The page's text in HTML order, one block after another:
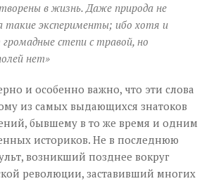
в жизнь. Даже природа не
такие эксперименты; ибо хотя и
степи с травой, но
нет»
и особенно важно, что эти слова
из самых выдающихся знатоков
бывшему в то же время и одним
историков. Не в последнюю
возникший позднее вокруг
революции, заставивший многих